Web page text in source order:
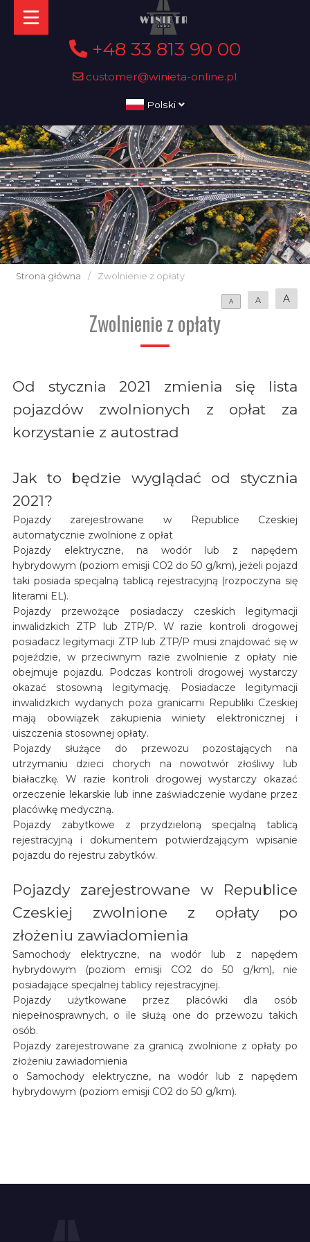
+48 33 813 90 00
customer@winieta-online.pl
Polski
Strona główna / Zwolnienie z opłaty
A A A
Zwolnienie z opłaty
Od stycznia 2021 zmienia się lista
pojazdów zwolnionych z opłat za
korzystanie z autostrad
Jak to będzie wyglądać od stycznia
2021?
Pojazdy zarejestrowane w Republice Czeskiej
automatycznie zwolnione z opłat
Pojazdy elektryczne, na wodór lub z napędem
hybrydowym (poziom emisji CO2 do 50 g/km), jeżeli pojazd
taki posiada specjalną tablicą rejestracyjną (rozpoczyna się
literami EL).
Pojazdy przewożące posiadaczy czeskich legitymacji
inwalidzkich ZTP lub ZTP/P. W razie kontroli drogowej
posiadacz legitymacji ZTP lub ZTP/P musi znajdować się w
pojeździe, w przeciwnym razie zwolnienie z opłaty nie
obejmuje pojazdu. Podczas kontroli drogowej wystarczy
okazać stosowną legitymację. Posiadacze legitymacji
inwalidzkich wydanych poza granicami Republiki Czeskiej
mają obowiązek zakupienia winiety elektronicznej i
uiszczenia stosownej opłaty.
Pojazdy służące do przewozu pozostających na
utrzymaniu dzieci chorych na nowotwór złośliwy lub
białaczkę. W razie kontroli drogowej wystarczy okazać
orzeczenie lekarskie lub inne zaświadczenie wydane przez
placówkę medyczną.
Pojazdy zabytkowe z przydzieloną specjalną tablicą
rejestracyjną i dokumentem potwierdzającym wpisanie
pojazdu do rejestru zabytków.
Pojazdy zarejestrowane w Republice
Czeskiej zwolnione z opłaty po
złożeniu zawiadomienia
Samochody elektryczne, na wodór lub z napędem
hybrydowym (poziom emisji CO2 do 50 g/km), nie
posiadające specjalnej tablicy rejestracyjnej.
Pojazdy użytkowane przez placówki dla osób
niepełnosprawnych, o ile służą one do przewozu takich
osób.
Pojazdy zarejestrowane za granicą zwolnione z opłaty po
złożeniu zawiadomienia
o Samochody elektryczne, na wodór lub z napędem
hybrydowym (poziom emisji CO2 do 50 g/km).